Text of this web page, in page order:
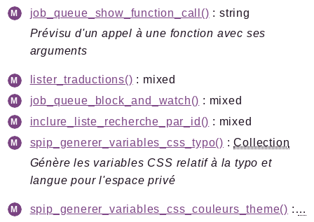
job_queue_show_function_call() : string
Prévisu d'un appel à une fonction avec ses
arguments
lister_traductions() : mixed
job_queue_block_and_watch() : mixed
inclure_liste_recherche_par_id() : mixed
spip_generer_variables_css_typo() :Collection
Génère les variables CSS relatif à la typo et
langue pour l'espace privé
spip_generer_variables_css_couleurs_theme() :